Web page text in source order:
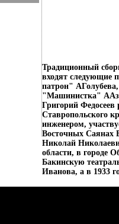
Традиционный
входят следующие
патрон"
"Машинистка"
Григорий Федосеев
Ставропольского
инженером,
Восточных Саянах
Николай
области, в городе
Бакинскую
Иванова, а в 1933